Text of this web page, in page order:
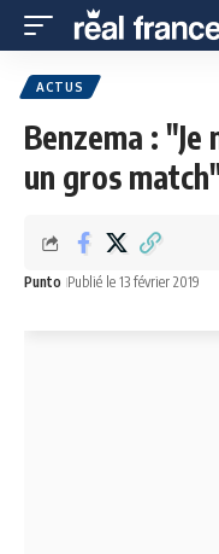
ACTUS
Benzema :
un gros
Punto Publié le 13 février 2019